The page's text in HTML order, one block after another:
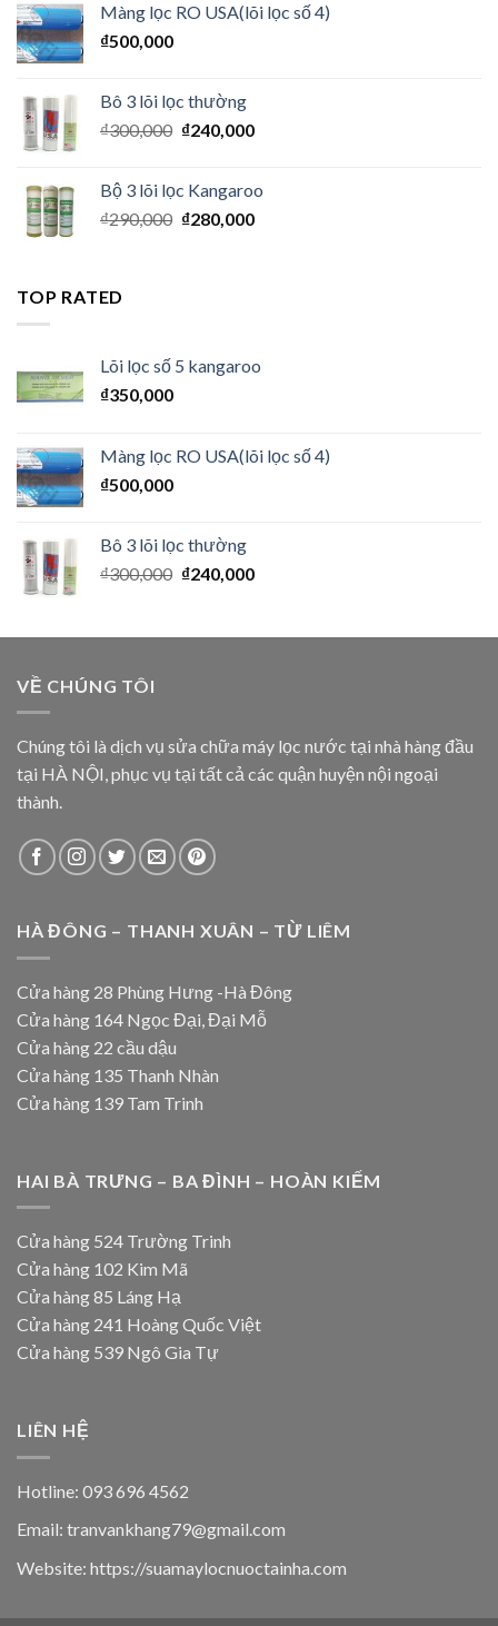
Màng lọc RO USA(lõi lọc số 4)
₫500,000
Bô 3 lõi lọc thường
₫300,000 ₫240,000
Bộ 3 lõi lọc Kangaroo
₫290,000 ₫280,000
TOP RATED
Lõi lọc số 5 kangaroo
₫350,000
Màng lọc RO USA(lõi lọc số 4)
₫500,000
Bô 3 lõi lọc thường
₫300,000 ₫240,000
VỀ CHÚNG TÔI
Chúng tôi là dịch vụ sửa chữa máy lọc nước tại nhà hàng đầu
tại HÀ NỘI, phục vụ tại tất cả các quận huyện nội ngoại
thành.
HÀ ĐÔNG – THANH XUÂN – TỪ LIÊM
Cửa hàng 28 Phùng Hưng -Hà Đông
Cửa hàng 164 Ngọc Đại, Đại Mỗ
Cửa hàng 22 cầu dậu
Cửa hàng 135 Thanh Nhàn
Cửa hàng 139 Tam Trinh
HAI BÀ TRƯNG – BA ĐÌNH – HOÀN KIẾM
Cửa hàng 524 Trường Trinh
Cửa hàng 102 Kim Mã
Cửa hàng 85 Láng Hạ
Cửa hàng 241 Hoàng Quốc Việt
Cửa hàng 539 Ngô Gia Tự
LIÊN HỆ
Hotline: 093 696 4562
Email: tranvankhang79@gmail.com
Website: https://suamaylocnuoctainha.com